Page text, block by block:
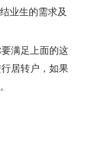
业生的需求及
满足上面的这
居转户，如果